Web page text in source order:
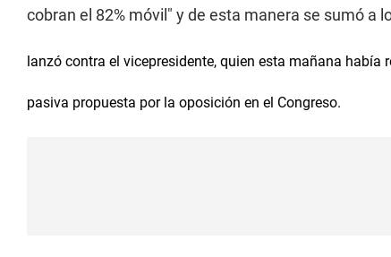
cobran el 82% móvil" y de esta manera se sumó a
lanzó contra el vicepresidente, quien esta mañana había
pasiva propuesta por la oposición en el Congreso.